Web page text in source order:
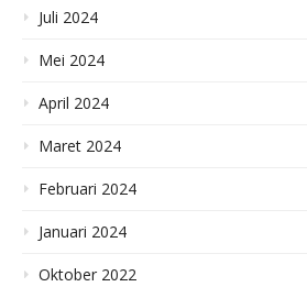
Juli 2024
Mei 2024
April 2024
Maret 2024
Februari 2024
Januari 2024
Oktober 2022